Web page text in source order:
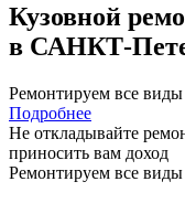
Кузовной
в САНКТ-
Ремонтируем все
Подробнее
Не откладывайте
приносить вам доход
Ремонтируем все